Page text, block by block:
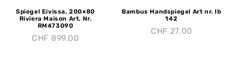
Spiegel Eivissa, 200×80
Riviera Maison Art. Nr.
RM473090
CHF 899.00
Bambus Handspiegel Art nr. Ib
142
CHF 27.00